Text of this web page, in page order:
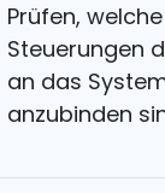
Prüfen, welche
Steuerungen
an das
anzubinden